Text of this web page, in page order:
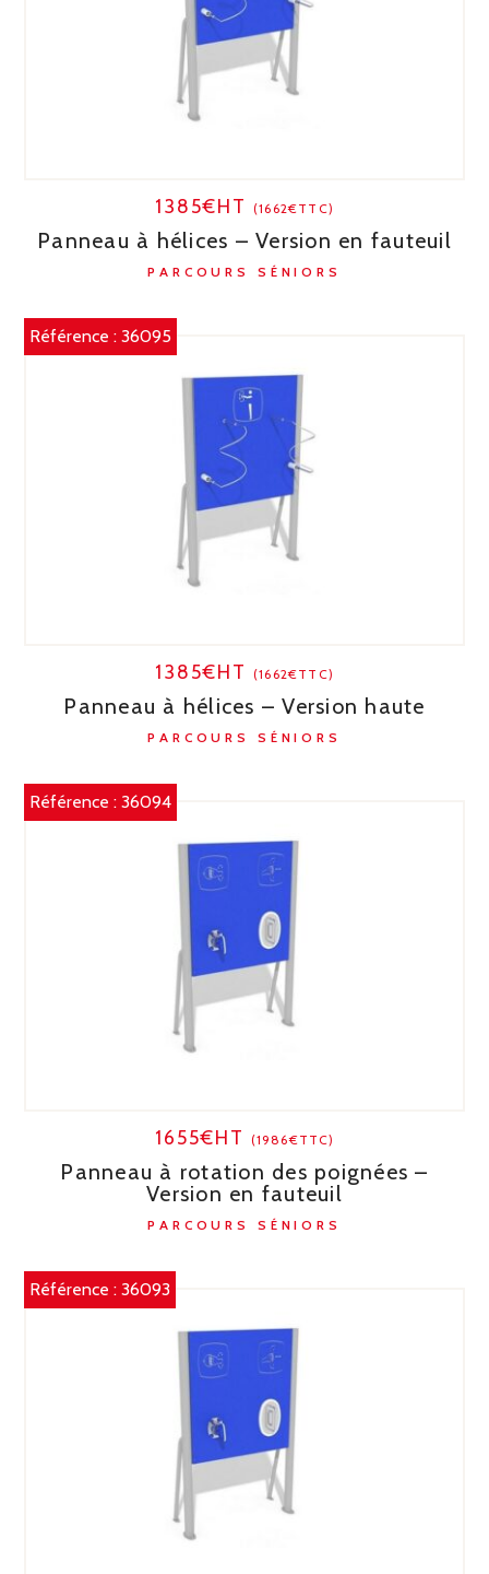
1385€HT (1662€TTC)
Panneau à hélices – Version en fauteuil
PARCOURS SÉNIORS
Référence :36095
1385€HT (1662€TTC)
Panneau à hélices – Version haute
PARCOURS SÉNIORS
Référence :36094
1655€HT (1986€TTC)
Panneau à rotation des poignées –
Version en fauteuil
PARCOURS SÉNIORS
Référence :36093